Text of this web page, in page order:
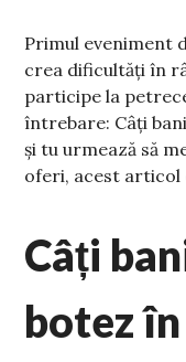
Primul eveniment
crea dificultăți în
participe la
întrebare: Câți
și tu urmează să
oferi, acest articol
Câți
botez